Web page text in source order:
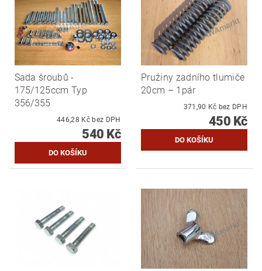
Sada šroubů -
175/125ccm Typ
356/355
446,28 Kč bez DPH
540 Kč
Pružiny zadního tlumiče
20cm – 1pár
371,90 Kč bez DPH
450 Kč